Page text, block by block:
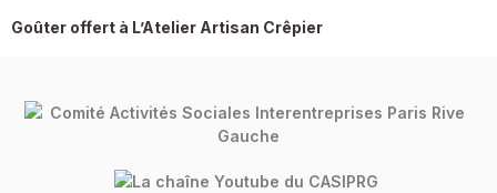
Goûter offert à L’Atelier Artisan Crêpier